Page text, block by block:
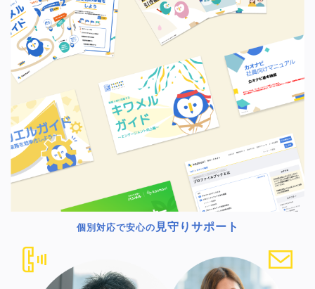
個別対応で安心の 見守りサポート